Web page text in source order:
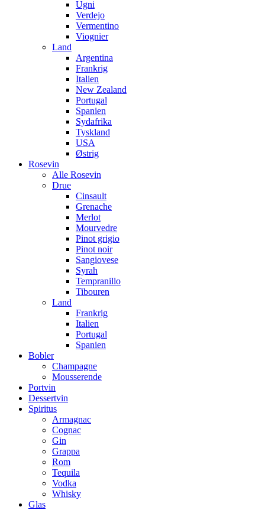
Ugni
Verdejo
Vermentino
Viognier
Land
Argentina
Frankrig
Italien
New Zealand
Portugal
Spanien
Sydafrika
Tyskland
USA
Østrig
Rosevin
Alle Rosevin
Drue
Cinsault
Grenache
Merlot
Mourvedre
Pinot grigio
Pinot noir
Sangiovese
Syrah
Tempranillo
Tibouren
Land
Frankrig
Italien
Portugal
Spanien
Bobler
Champagne
Mousserende
Portvin
Dessertvin
Spiritus
Armagnac
Cognac
Gin
Grappa
Rom
Tequila
Vodka
Whisky
Glas